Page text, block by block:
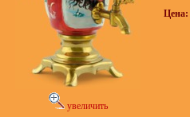
увеличить
Цена: